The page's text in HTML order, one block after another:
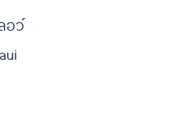
ร์ลอว์